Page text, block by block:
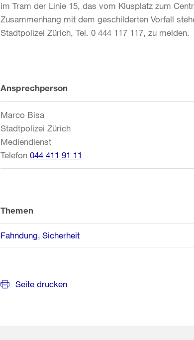
im Tram der Linie 15, das vom Klusplatz zum
Zusammenhang mit dem geschilderten Vorfall
Stadtpolizei Zürich, Tel. 0 444 117 117, zu melden.
Weitere
Informationen
Ansprechperson
Marco Bisa
Stadtpolizei Zürich
Mediendienst
Telefon 044 411 91 11
Themen
Fahndung Sicherheit
Seite drucken